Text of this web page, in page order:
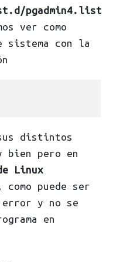
pgadmin4.list
ver como
sistema con la
distintos
bien pero en
Linux
como puede ser
y no se
en